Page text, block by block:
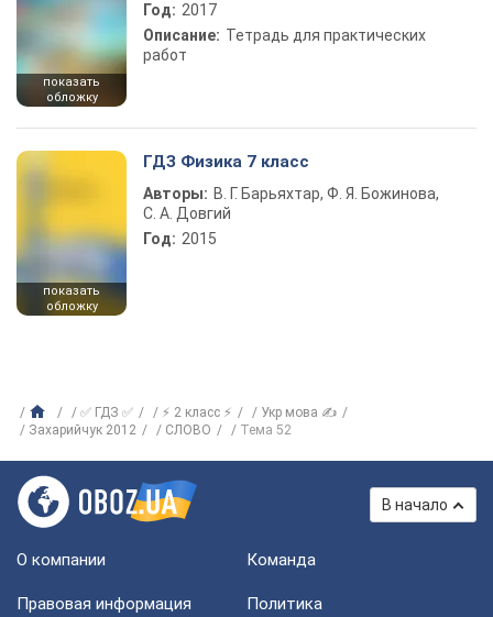
показать
обложку
Год: 2017
Описание: Тетрадь для практических
работ
показать
обложку
ГДЗ Физика 7 класс
Авторы: В. Г. Барьяхтар, Ф. Я. Божинова,
С. А. Довгий
Год: 2015
✅ ГДЗ ✅ ⚡ 2 класс ⚡
Укр мова ✍
Захарийчук 2012
СЛОВО Тема 52
В начало
О компании Команда
Правовая информация
Политика